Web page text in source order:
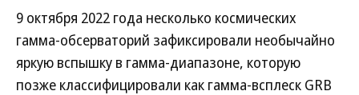
9 октября 2022 года несколько космических
гамма-обсерваторий зафиксировали необычайно
яркую вспышку в гамма-диапазоне, которую
позже классифицировали как гамма-всплеск GRB